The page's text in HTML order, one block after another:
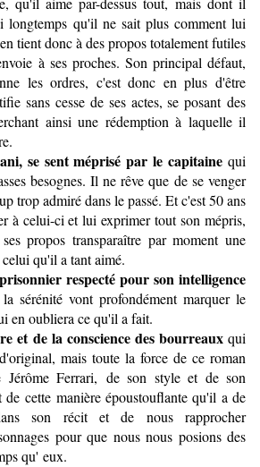
longtemps qu'il ne sait plus comment lui
tient donc à des propos totalement futiles
à ses proches. Son principal défaut,
les ordres, c'est donc en plus d'être
sans cesse de ses actes, se posant des
ainsi une rédemption à laquelle il
se sent méprisé par le capitaine qui
besognes. Il ne rêve que de se venger
trop admiré dans le passé. Et c'est 50 ans
à celui-ci et lui exprimer tout son mépris,
propos transparaître par moment une
qu'il a tant aimé.
respecté pour son intelligence
sérénité vont profondément marquer le
en oubliera ce qu'il a fait.
et de la conscience des bourreauxqui
mais toute la force de ce roman
Jérôme Ferrari, de son style et de son
cette manière époustouflante qu'il a de
son récit et de nous rapprocher
pour que nous nous posions des
qu' eux.